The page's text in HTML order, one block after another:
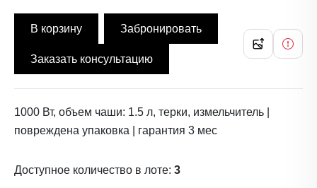
В корзину Забронировать
Заказать консультацию
1000 Вт, объем чаши: 1.5 л, терки, измельчитель |
повреждена упаковка | гарантия 3 мес
Доступное количество в лоте: 3